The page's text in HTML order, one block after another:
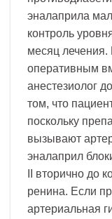
эналаприла
контроль
месяц лечения.
оперативным
анестезиолог
том, что
поскольку
вызывают
эналаприл
II вторично до
ренина. Если
артериальная